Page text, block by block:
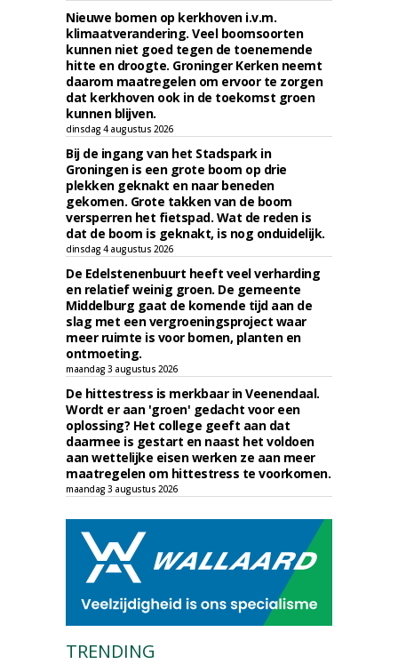
Nieuwe bomen op kerkhoven i.v.m.
klimaatverandering. Veel boomsoorten
kunnen niet goed tegen de toenemende
hitte en droogte. Groninger Kerken neemt
daarom maatregelen om ervoor te zorgen
dat kerkhoven ook in de toekomst groen
kunnen blijven.
dinsdag 4 augustus 2026
Bij de ingang van het Stadspark in
Groningen is een grote boom op drie
plekken geknakt en naar beneden
gekomen. Grote takken van de boom
versperren het fietspad. Wat de reden is
dat de boom is geknakt, is nog onduidelijk.
dinsdag 4 augustus 2026
De Edelstenenbuurt heeft veel verharding
en relatief weinig groen. De gemeente
Middelburg gaat de komende tijd aan de
slag met een vergroeningsproject waar
meer ruimte is voor bomen, planten en
ontmoeting.
maandag 3 augustus 2026
De hittestress is merkbaar in Veenendaal.
Wordt er aan 'groen' gedacht voor een
oplossing? Het college geeft aan dat
daarmee is gestart en naast het voldoen
aan wettelijke eisen werken ze aan meer
maatregelen om hittestress te voorkomen.
maandag 3 augustus 2026
TRENDING